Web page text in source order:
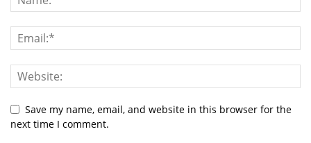
Save my name, email, and website in this browser for the
next time I comment.